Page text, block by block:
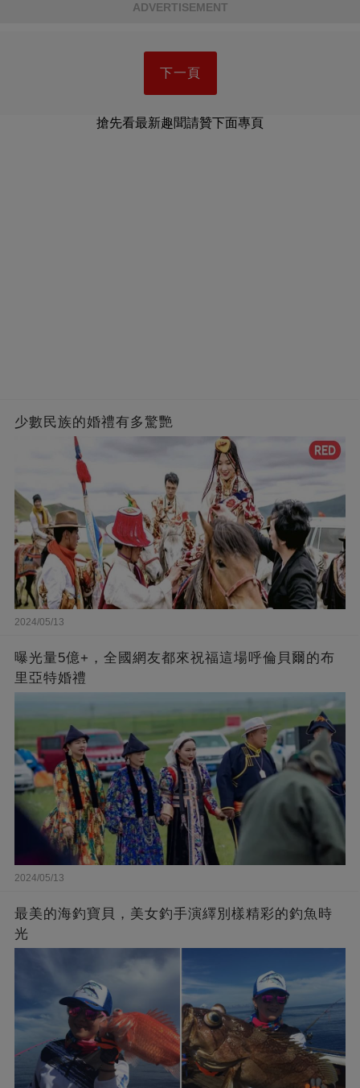
ADVERTISEMENT
下一頁
搶先看最新趣聞請贊下面專頁
少數民族的婚禮有多驚艷
2024/05/13
曝光量5億+，全國網友都來祝福這場呼倫貝爾的布
里亞特婚禮
2024/05/13
最美的海釣寶貝，美女釣手演繹別樣精彩的釣魚時
光